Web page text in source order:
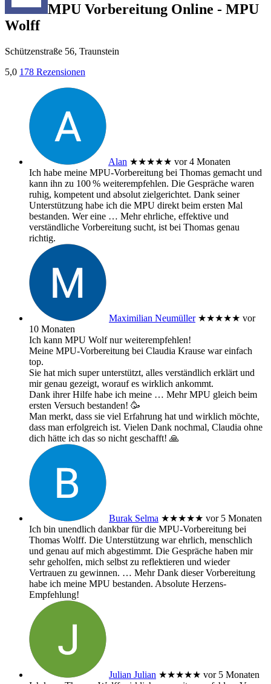
MPU Vorbereitung Online - MPU
Wolff
Schützenstraße 56, Traunstein
5,0 178 Rezensionen
Alan ★★★★★ vor 4 Monaten
Ich habe meine MPU‑Vorbereitung bei Thomas gemacht und
kann ihn zu 100 % weiterempfehlen. Die Gespräche waren
ruhig, kompetent und absolut zielgerichtet. Dank seiner
Unterstützung habe ich die MPU direkt beim ersten Mal
bestanden. Wer eine … Mehrehrliche, effektive und
verständliche Vorbereitung sucht, ist bei Thomas genau
richtig.
Maximilian Neumüller ★★★★★ vor
10 Monaten
Ich kann MPU Wolf nur weiterempfehlen!
Meine MPU-Vorbereitung bei Claudia Krause war einfach
top.
Sie hat mich super unterstützt, alles verständlich erklärt und
mir genau gezeigt, worauf es wirklich ankommt.
Dank ihrer Hilfe habe ich meine … MehrMPU gleich beim
ersten Versuch bestanden! 🥳
Man merkt, dass sie viel Erfahrung hat und wirklich möchte,
dass man erfolgreich ist. Vielen Dank nochmal, Claudia ohne
dich hätte ich das so nicht geschafft! 🙏
Burak Selma ★★★★★ vor 5 Monaten
Ich bin unendlich dankbar für die MPU-Vorbereitung bei
Thomas Wolff. Die Unterstützung war ehrlich, menschlich
und genau auf mich abgestimmt. Die Gespräche haben mir
sehr geholfen, mich selbst zu reflektieren und wieder
Vertrauen zu gewinnen. … MehrDank dieser Vorbereitung
habe ich meine MPU bestanden. Absolute Herzens-
Empfehlung!
Julian Julian ★★★★★ vor 5 Monaten